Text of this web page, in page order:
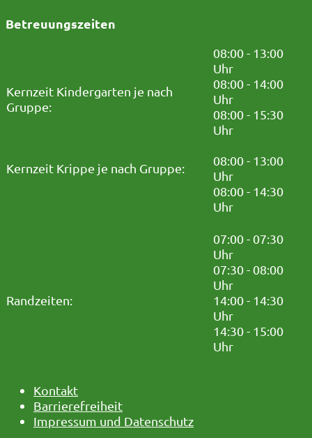
Betreuungszeiten
Kernzeit Kindergarten je nach
Gruppe:
Kernzeit Krippe je nach Gruppe:
08:00 - 13:00
Uhr
08:00 - 14:00
Uhr
08:00 - 15:30
Uhr
08:00 - 13:00
Uhr
08:00 - 14:30
Uhr
Randzeiten:
07:00 - 07:30
Uhr
07:30 - 08:00
Uhr
14:00 - 14:30
Uhr
14:30 - 15:00
Uhr
Kontakt
Barrierefreiheit
Impressum und Datenschutz